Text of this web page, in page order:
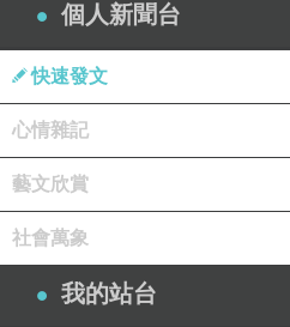
個人新聞台
快速發文
心情雜記
藝文欣賞
社會萬象
我的站台